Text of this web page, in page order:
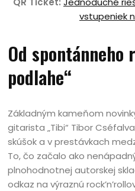
vstupeniek
Od
podlahe“
Základným kameňom
gitarista „Tibi“ Tibor
skúšok a v prestávkach
To, čo začalo ako
plnohodnotnej autorskej
odkaz na výraznú